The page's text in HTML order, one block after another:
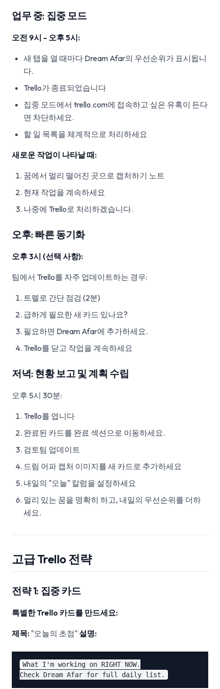
업무 중: 집중 모드
오전 9시 - 오후 5시:
새 탭을 열 때마다 Dream Afar의 우선순위가 표시됩니
다.
Trello가 종료되었습니다
집중 모드에서 trello.com에 접속하고 싶은 유혹이 든다
면 차단하세요.
할 일 목록을 체계적으로 처리하세요
새로운 작업이 나타날 때:
꿈에서 멀리 떨어진 곳으로 캡처하기 노트
현재 작업을 계속하세요
나중에 Trello로 처리하겠습니다.
오후: 빠른 동기화
오후 3시 (선택 사항):
팀에서 Trello를 자주 업데이트하는 경우:
트렐로 간단 점검 (2분)
급하게 필요한 새 카드 있나요?
필요하면 Dream Afar에 추가하세요.
Trello를 닫고 작업을 계속하세요
저녁: 현황 보고 및 계획 수립
오후 5시 30분:
Trello를 엽니다
완료된 카드를 완료 섹션으로 이동하세요.
검토팀 업데이트
드림 어파 캡처 이미지를 새 카드로 추가하세요
내일의 "오늘" 칼럼을 설정하세요
멀리 있는 꿈을 명확히 하고, 내일의 우선순위를 더하
세요.
고급 Trello 전략
전략 1: 집중 카드
특별한 Trello 카드를 만드세요:
제목: "오늘의 초점"설명:
What I'm working on RIGHT NOW.